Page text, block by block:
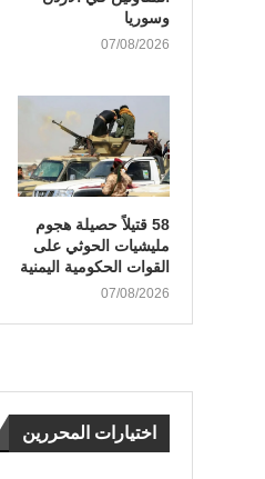
وسوريا
07/08/2026
58 قتيلاً حصيلة هجوم
مليشيات الحوثي على
القوات الحكومية اليمنية
07/08/2026
اختيارات المحررين